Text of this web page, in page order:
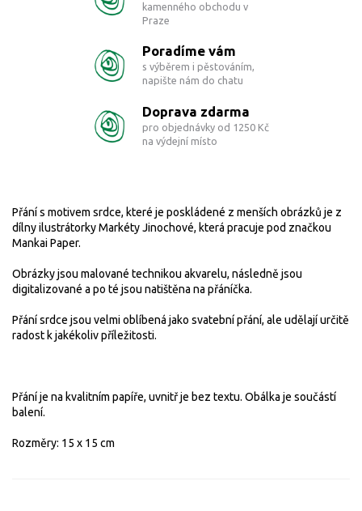
kamenného obchodu v
Praze
Poradíme vám
s výběrem i pěstováním,
napište nám do chatu
Doprava zdarma
pro objednávky od 1250 Kč
na výdejní místo
Přání s motivem srdce, které je poskládené z menších obrázků je z
dílny ilustrátorky Markéty Jinochové, která pracuje pod značkou
Mankai Paper.
Obrázky jsou malované technikou akvarelu, následně jsou
digitalizované a po té jsou natištěna na přáníčka.
Přání srdce jsou velmi oblíbená jako svatební přání, ale udělají určitě
radost k jakékoliv příležitosti.
Přání je na kvalitním papíře, uvnitř je bez textu. Obálka je součástí
balení.
Rozměry: 15 x 15 cm